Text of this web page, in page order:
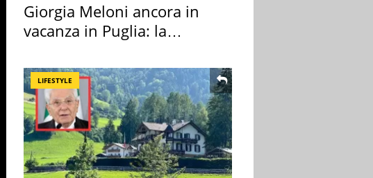
Giorgia Meloni ancora in
vacanza in Puglia: la
LIFESTYLE